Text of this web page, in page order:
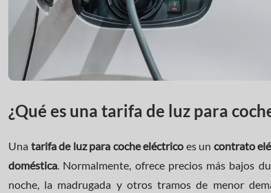
¿Qué es una tarifa de luz para
Una tarifa de luz para coche eléctrico es un contrato
doméstica. Normalmente, ofrece precios más bajos
noche, la madrugada y otros tramos de menor